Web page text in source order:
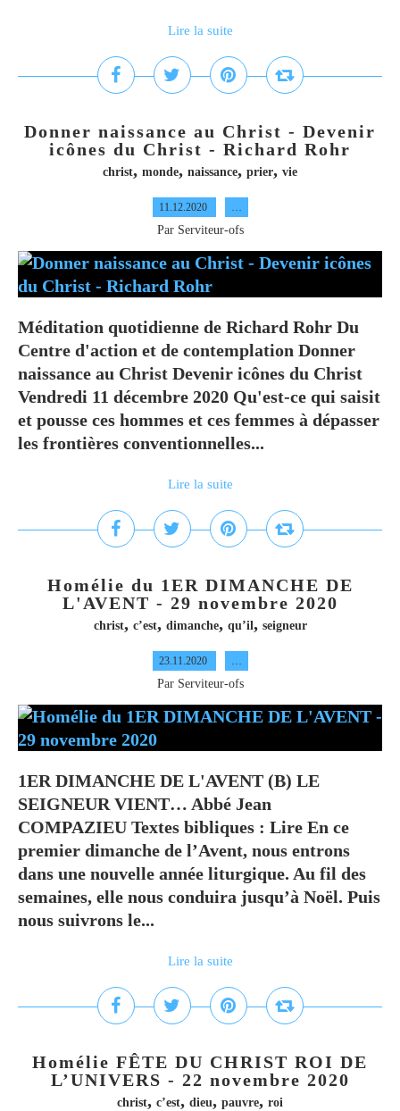
Lire la suite
Donner naissance au Christ - Devenir
icônes du Christ - Richard Rohr
christ, monde, naissance, prier, vie
11.12.2020 …
Par Serviteur-ofs
Méditation quotidienne de Richard Rohr Du
Centre d'action et de contemplation Donner
naissance au Christ Devenir icônes du Christ
Vendredi 11 décembre 2020 Qu'est-ce qui saisit
et pousse ces hommes et ces femmes à dépasser
les frontières conventionnelles...
Lire la suite
Homélie du 1ER DIMANCHE DE
L'AVENT - 29 novembre 2020
christ, c’est, dimanche, qu’il, seigneur
23.11.2020 …
Par Serviteur-ofs
1ER DIMANCHE DE L'AVENT (B) LE
SEIGNEUR VIENT… Abbé Jean
COMPAZIEU Textes bibliques : Lire En ce
premier dimanche de l’Avent, nous entrons
dans une nouvelle année liturgique. Au fil des
semaines, elle nous conduira jusqu’à Noël. Puis
nous suivrons le...
Lire la suite
Homélie FÊTE DU CHRIST ROI DE
L’UNIVERS - 22 novembre 2020
christ, c’est, dieu, pauvre, roi